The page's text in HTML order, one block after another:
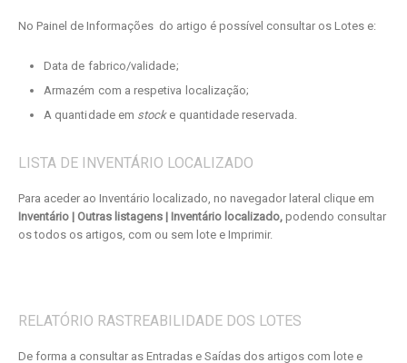
No Painel de Informações do artigo é possível consultar os Lotes e:
Data de fabrico/validade;
Armazém com a respetiva localização;
A quantidade em stocke quantidade reservada.
LISTA DE INVENTÁRIO LOCALIZADO
Para aceder ao Inventário localizado, no navegador lateral clique em
Inventário | Outras listagens | Inventário localizado, podendo consultar
os todos os artigos, com ou sem lote e Imprimir.
RELATÓRIO RASTREABILIDADE DOS LOTES
De forma a consultar as Entradas e Saídas dos artigos com lote e